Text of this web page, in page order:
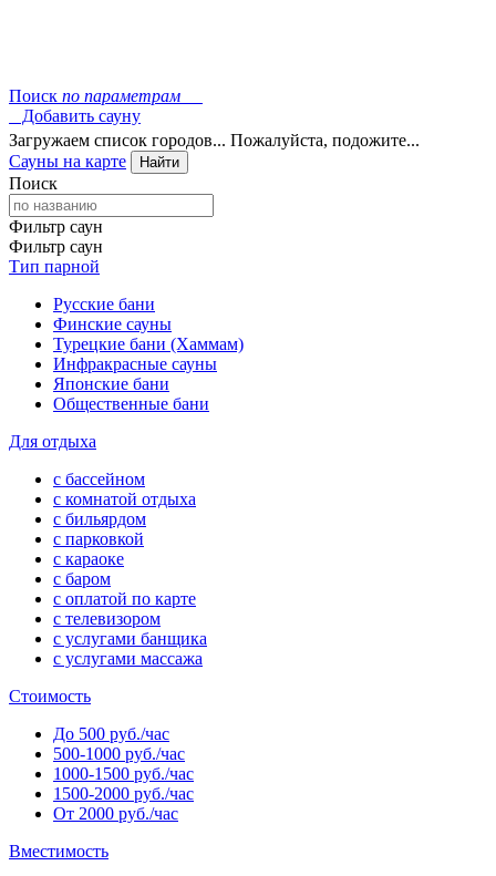
Поиск по параметрам
Добавить сауну
Загружаем список городов... Пожалуйста, подожите...
Сауны на карте
Найти
Поиск
Фильтр саун
Фильтр саун
Тип парной
Русские бани
Финские сауны
Турецкие бани (Хаммам)
Инфракрасные сауны
Японские бани
Общественные бани
Для отдыха
с бассейном
с комнатой отдыха
с бильярдом
с парковкой
с караоке
с баром
с оплатой по карте
с телевизором
с услугами банщика
с услугами массажа
Стоимость
До 500 руб./час
500-1000 руб./час
1000-1500 руб./час
1500-2000 руб./час
От 2000 руб./час
Вместимость